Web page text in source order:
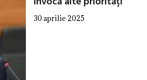
30 aprilie 2025